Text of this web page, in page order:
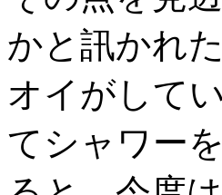
かと訊かれ
オイがして
てシャワー